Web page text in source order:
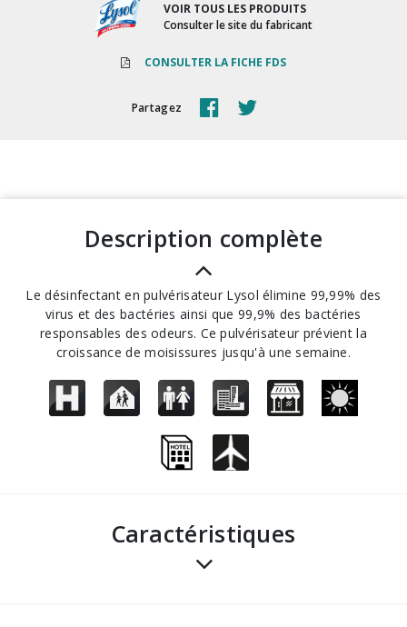
VOIR TOUS LES PRODUITS
Consulter le site du fabricant
CONSULTER LA FICHE FDS
Partagez
description complète
Le désinfectant en pulvérisateur Lysol élimine 99,99% des
virus et des bactéries ainsi que 99,9% des bactéries
responsables des odeurs. Ce pulvérisateur prévient la
croissance de moisissures jusqu'à une semaine.
Caractéristiques